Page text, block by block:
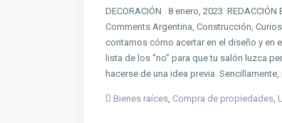
DECORACIÓN 8 enero, 2023 REDACCIÓN
Comments Argentina, Construcción,
contamos cómo acertar en el diseño y en
lista de los “no” para que tu salón luzca
hacerse de una idea previa.
Bienes raíces, Compra de propiedades,